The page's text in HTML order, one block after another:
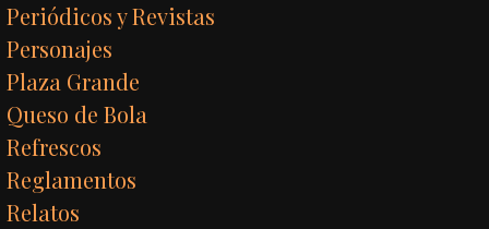
Periódicos y Revistas
Personajes
Plaza Grande
Queso de Bola
Refrescos
Reglamentos
Relatos